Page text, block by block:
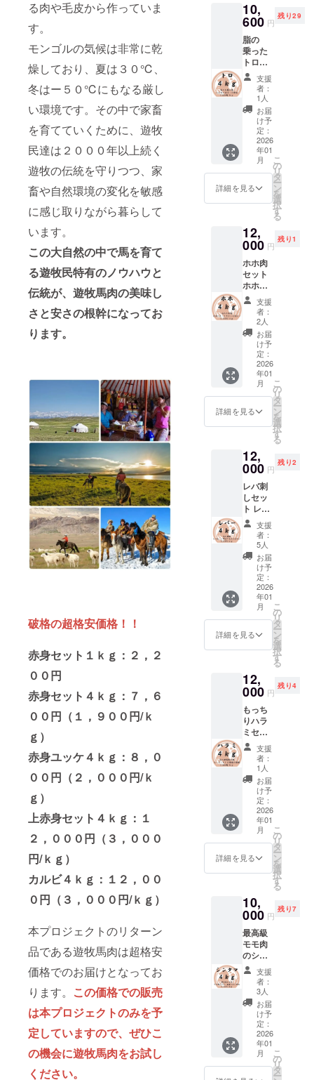
る肉や毛皮から作っていま
す。
モンゴルの気候は非常に乾
燥しており、夏は３０℃、
冬はー５０℃にもなる厳し
い環境です。その中で家畜
を育てていくために、遊牧
民達は２０００年以上続く
遊牧の伝統を守りつつ、家
畜や自然環境の変化を敏感
に感じ取りながら暮らして
います。
この大自然の中で馬を育て
る遊牧民特有のノウハウと
伝統が、遊牧馬肉の美味し
さと安さの根幹になってお
ります。
破格の超格安価格！！
赤身セット１ｋｇ：２，２
００円
赤身セット４ｋｇ：７，６
００円（１，９００円/ｋ
ｇ）
赤身ユッケ４ｋｇ：８，０
００円（２，０００円/ｋ
ｇ）
上赤身セット４ｋｇ：１
２，０００円（３，０００
円/ｋｇ）
カルビ４ｋｇ：１２，００
０円（３，０００円/ｋｇ）
本プロジェクトのリターン
品である遊牧馬肉は超格安
価格でのお届けとなってお
ります。 この価格での販売
は本プロジェクトのみを予
定していますので、ぜひこ
の機会に遊牧馬肉をお試し
ください。
産地：
モンゴ
ル 食べ
方：生
食可 内
容量：
合計約
１ｋｇ
加工形
状：塊
肉 梱
包：冷
凍真空
パック
保存方
法：要
冷凍 解
凍方
法：冷
約１日
お届け
方法：
ヤマト
運輸
クール
便（冷
凍） 輸
入、販
売者：
株式会
社キー
シア 補
足 ・一
番美味
しい旬
の馬肉
をお届
けする
お手元
に届く
までお
時間を
頂きま
す。 ・
パック
ごとに
重量が
異なる
ため、
リター
ンに
よって
パック
数が異
なりま
す。 ・
原材料
加物等
の食品
表示は
お届け
商品の
ラベル
に表記
されま
す。 商
品開封
前には
必ずお
届けの
リター
ンに貼
付され
たラベ
認くだ
さい。
のある
スタッ
フが、
日本の
解体用
包丁を
使い加
工して
おりま
す。 日
本の加
工水準
を守り
馬肉を
加工し
ます。
商品
牧馬肉
産地：
モンゴ
ル 食べ
方：生
食可 内
容量：
合計約
４ｋｇ
加工形
状：塊
肉 梱
包：冷
凍真空
パック
保存方
法：要
冷凍 解
凍方
蔵庫で
約１日
お届け
方法：
ヤマト
運輸
クール
便（冷
凍） 輸
入、販
売者：
株式会
社キー
シア 補
足 ・一
番美味
しい旬
の馬肉
をお届
ため、
お手元
に届く
までお
時間を
頂きま
す。 ・
パック
ごとに
重量が
異なる
ため、
リター
ンに
よって
パック
数が異
なりま
す。 ・
及び添
加物等
の食品
表示は
お届け
商品の
ラベル
に表記
されま
す。 商
品開封
前には
必ずお
届けの
リター
ンに貼
【日本
クオリ
ティの
加工】
モンゴ
ルの契
約工場
にて、
日本の
食肉工
場で約
10年加
工経験
のある
スタッ
日本の
解体用
工して
おりま
す。 日
本の加
工水準
を守り
馬肉を
加工し
ており
ます。
商品
名：遊
牧馬肉
産地：
モンゴ
方：生
食可 内
合計約
４ｋｇ
加工形
状：塊
肉 梱
包：冷
凍真空
パック
保存方
法：要
冷凍 解
凍方
法：冷
蔵庫で
約１日
お届け
方法：
ヤマト
運輸
便（冷
凍） 輸
入、販
売者：
株式会
社キー
シア 補
足 ・一
番美味
しい旬
の馬肉
をお届
けする
ため、
お手元
に届く
までお
時間を
頂きま
パック
ごとに
重量が
異なる
ため、
リター
ンに
よって
パック
数が異
なりま
す。 ・
原材料
及び添
加物等
の食品
スネ
【使用
する厳
選され
た馬】
モンゴ
ル遊牧
民が弊
社に輸
出する
ために
特別に
育てた
馬の中
から、
態の良
い馬を
してい
ます。
モンゴ
ルの馬
肉の中
でも最
高品質
の馬肉
をお届
け致し
ます。
【日本
クオリ
ティの
加工】
ルの契
約工場
食肉工
場で約
10年加
工経験
のある
スタッ
フが、
日本の
解体用
包丁を
使い加
工して
おりま
す。 日
本の加
を守り
馬肉を
ており
ます。
商品
名：遊
牧馬肉
産地：
モンゴ
ル 食べ
方：生
食可 内
容量：
合計約
４ｋｇ
加工形
状：ミ
ンチ 梱
包：冷
凍真空
パック
法：要
冷凍 解
凍方
法：冷
蔵庫で
約１日
お届け
方法：
ヤマト
運輸
クール
便（冷
凍） 輸
入、販
売者：
株式会
社キー
ムから
数キロ
ごとに
カット
して真
空パッ
クで梱
包して
おりま
す。
【部
位】 カ
ルビ
（フタ
エゴ）
【使用
する厳
ル遊牧
民が弊
出する
ために
特別に
育てた
馬の中
から、
特に状
態の良
い馬を
厳選し
て使用
してい
モンゴ
ルの馬
高品質
の馬肉
をお届
け致し
ます。
【日本
クオリ
ティの
加工】
モンゴ
ルの契
約工場
にて、
日本の
食肉工
10年加
工経験
フが、
日本の
解体用
包丁を
使い加
工して
おりま
す。 日
本の加
工水準
を守り
馬肉を
加工し
ており
ます。
名：遊
牧馬肉
モンゴ
ル 食べ
方：生
食可 内
容量：
合計約
４ｋｇ
加工形
状：塊
肉 梱
包：冷
凍真空
パック
保存方
法：要
冷凍 解
凍方
大トロ
と言え
る部位
で、バ
ラより
きめ細
かく脂
身が
入って
いま
す。 大
トロの
ブロッ
クを合
計約４
ｋｇお
届け致
百グラ
ムから
数キロ
ごとに
カット
して真
空パッ
クで梱
包して
おりま
す。
【部
位】 大
トロ
（ハラ
オビ）
【使用
モンゴ
ル遊牧
民が弊
社に輸
出する
ために
特別に
育てた
馬の中
から、
特に状
態の良
い馬を
厳選し
て使用
ます。
モンゴ
でも最
高品質
の馬肉
をお届
け致し
ます。
【日本
クオリ
ティの
加工】
モンゴ
ルの契
約工場
にて、
日本の
場で約
10年加
スタッ
フが、
日本の
解体用
包丁を
使い加
工して
おりま
す。 日
本の加
工水準
を守り
馬肉を
加工し
ており
10,
600 円
残り29
脂の
乗った
トロ
セット
トロ：
約４ｋ
ｇ 馬の
お腹の
肉でト
ロと言
える部
位で
す。 モ
ンゴル
の厳し
い冬を
ため
に、多
くのう
まみを
脂肪と
して蓄
えてい
る部位
です。
下記部
位のブ
ロック
を合計
約４ｋ
ｇお届
け致し
ます。
とに
カット
して真
空パッ
クで梱
包して
おりま
す。
【部
位】 ト
ロ（バ
ラ） 肩
バラ
【使用
する厳
選され
た馬】
社に輸
出する
特別に
育てた
馬の中
から、
特に状
態の良
い馬を
厳選し
て使用
してい
ます。
モンゴ
肉の中
でも最
をお届
け致し
ます。
【日本
クオリ
ティの
加工】
モンゴ
ルの契
約工場
にて、
日本の
食肉工
場で約
10年加
支援
者：
1人
お届
け予
定：
2026
年01
月
詳細を見る
こ
の
リ
タ
ー
ン
を
選
択
す
る
12,
000 円
残り1
ホホ肉
セット
ホホ：
約４ｋ
ｇ 馬の
ほほの
肉で
す。煮
込み料
理に使
用され
ること
が多
く、脂
身部分
が少な
が特徴
です。
柔らか
く食べ
やすい
ため、
ステー
キなど
にも向
いてお
りま
す。 ホ
ホ肉の
ブロッ
クを合
計約４
ｋｇお
肉は数
百グラ
ムか数
キロご
とに
カット
して真
空パッ
クで梱
包して
おりま
す。
【部
位】 ホ
用する
厳選さ
遊牧民
が弊社
に輸出
するた
めに特
別に育
てた馬
の中か
ら、特
に状態
の良い
馬を厳
選して
使用し
ていま
支援
者：
2人
お届
け予
定：
2026
年01
月
詳細を見る
こ
の
リ
タ
ー
ン
を
選
択
す
る
12,
000 円
残り2
レバ刺
しセッ
ト レ
バー：
約４ｋ
肝臓で
レバ刺
しとし
て非常
に有名
です。
レバー
特有の
臭みが
少ない
レバー
が苦手
な方に
もおす
すめで
す。草
原で
育った
健康な
レバー
の味を
ぜひお
試しく
ださ
い。 ハ
ツのブ
ロック
け致し
ます。
数百グ
ラムか
数キロ
ごとに
カット
して真
空パッ
クで梱
包して
おりま
す。
【部
位】 レ
バー
支援
者：
5人
お届
け予
定：
2026
年01
月
詳細を見る
こ
の
リ
タ
ー
ン
を
選
択
す
る
12,
000 円
残り4
もっち
りハラ
ミセッ
ト ハラ
ミ：約
４ｋｇ
馬の横
隔膜の
部分の
肉を使
用して
おりま
す。 弾
力があ
ります
が、焼
固くな
りにく
い部位
です。
お腹部
分の肉
なので
うま味
の詰
まった
部位と
なって
おりま
す。 ハ
ラミの
ブロッ
支援
者：
1人
お届
け予
定：
2026
年01
月
詳細を見る
こ
の
リ
タ
ー
ン
を
選
択
す
る
10,
000 円
残り7
最高級
モモ肉
のシン
タマ
セット
シンタ
マ：約
４ｋｇ
馬のモ
モ部分
にある
球体状
の部位
支援
者：
3人
お届
け予
定：
2026
年01
月
こ
の
リ
タ
ー